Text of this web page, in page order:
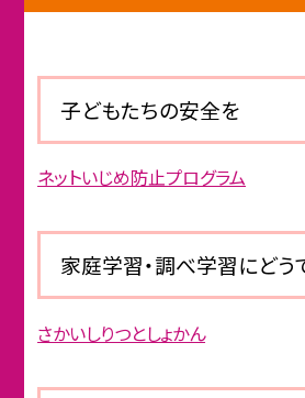
子どもたちの安全を
ネットいじめ防止プログラム
家庭学習・調べ学習にどう
さかいしりつとしょかん